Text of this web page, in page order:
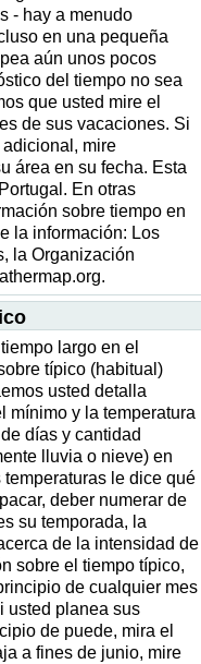
- hay a menudo
en una pequeña
aún unos pocos
del tiempo no sea
que usted mire el
de sus vacaciones. Si
mire
área en su fecha. Esta
En otras
sobre tiempo en
la información: Los
la Organización
largo en el
típico (habitual)
usted detalla
mínimo y la temperatura
días y cantidad
lluvia o nieve) en
le dice qué
deber numerar de
su temporada, la
de la intensidad de
sobre el tiempo típico,
de cualquier mes
usted planea sus
de puede, mira el
a fines de junio, mire